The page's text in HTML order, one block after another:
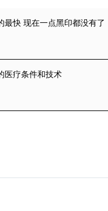
最快 现在一点黑印都没有了
医疗条件和技术